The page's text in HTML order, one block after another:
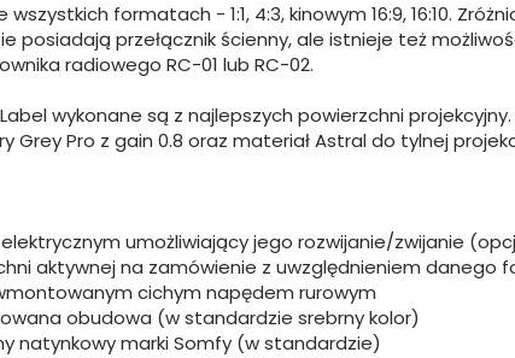
wszystkich formatach - 1:1, 4:3, kinowym 16:9, 16:10.
posiadają przełącznik ścienny, ale istnieje też
radiowego RC-01 lub RC-02.
wykonane są z najlepszych powierzchni
Grey Pro z gain 0.8 oraz materiał Astral do tylnej
umożliwiający jego rozwijanie/zwijanie
aktywnej na zamówienie z uwzględnieniem danego
cichym napędem rurowym
obudowa (w standardzie srebrny kolor)
natynkowy marki Somfy (w standardzie)